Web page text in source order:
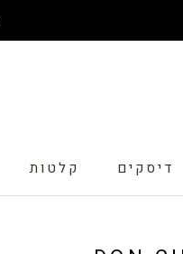
דיסקים
קלטות